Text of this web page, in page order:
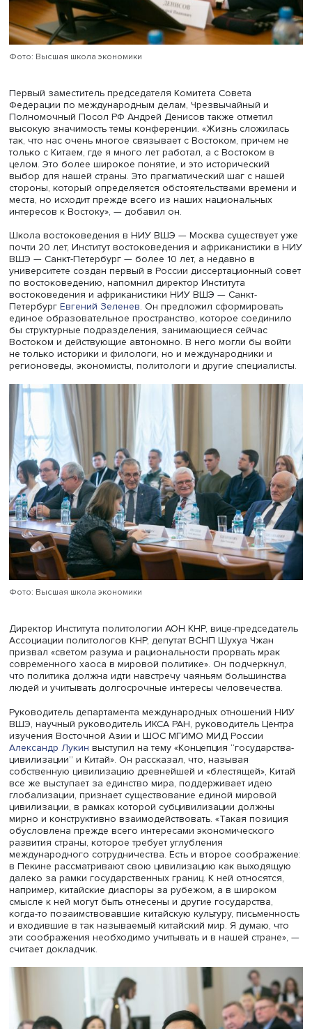
Фото: Высшая школа экономики
Первый заместитель председателя Комитета Совета
Федерации по международным делам, Чрезвычайный и
Полномочный Посол РФ Андрей Денисов также
высокую значимость темы конференции. «Жизнь
так, что нас очень многое связывает с Востоком,
только с Китаем, где я много лет работал, а с Востоком
целом. Это более широкое понятие, и это исторический
выбор для нашей страны. Это прагматический шаг с
стороны, который определяется обстоятельствами
места, но исходит прежде всего из наших
интересов к Востоку», — добавил он.
Школа востоковедения в НИУ ВШЭ — Москва
почти 20 лет, Институт востоковедения и
ВШЭ — Санкт-Петербург — более 10 лет, а недавно в
университете создан первый в России
по востоковедению, напомнил директор Института
востоковедения и африканистики НИУ ВШЭ — Санкт-
ПетербургЕвгений Зеленев. Он предложил
единое образовательное пространство, которое
бы структурные подразделения, занимающиеся сейчас
Востоком и действующие автономно. В него могли бы
не только историки и филологи, но и международники
регионоведы, экономисты, политологи и другие
Фото: Высшая школа экономики
Директор Института политологии АОН КНР, вице-
Ассоциации политологов КНР, депутат ВСНП Шухуа
призвал «светом разума и рациональности прорвать
современного хаоса в мировой политике». Он
что политика должна идти навстречу чаяньям
людей и учитывать долгосрочные интересы
Руководитель департамента международных
ВШЭ, научный руководитель ИКСА РАН, руководитель
изучения Восточной Азии и ШОС МГИМО МИД России
Александр Лукин
выступил на тему «Концепция
цивилизации” и Китай». Он рассказал, что, называя
собственную цивилизацию древнейшей и «блестящей»,
все же выступает за единство мира, поддерживает